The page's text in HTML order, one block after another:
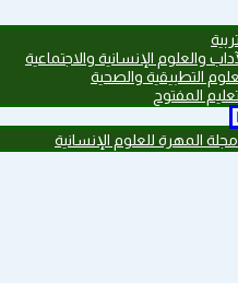
والعلوم الإنسانية والاجتماعية
التطبيقية والصحية
المفتوح
مجلة المهرة للعلوم الإنسانية